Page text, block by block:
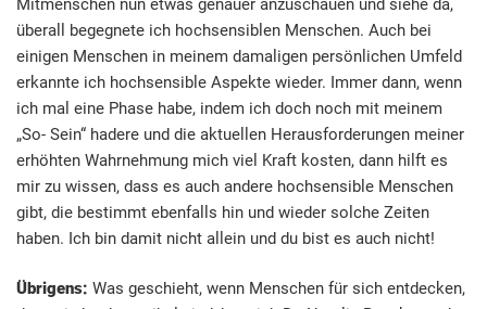
Mitmenschen nun etwas genauer anzuschauen und siehe da,
überall begegnete ich hochsensiblen Menschen. Auch bei
einigen Menschen in meinem damaligen persönlichen Umfeld
erkannte ich hochsensible Aspekte wieder. Immer dann, wenn
ich mal eine Phase habe, indem ich doch noch mit meinem
„So- Sein“ hadere und die aktuellen Herausforderungen meiner
erhöhten Wahrnehmung mich viel Kraft kosten, dann hilft es
mir zu wissen, dass es auch andere hochsensible Menschen
gibt, die bestimmt ebenfalls hin und wieder solche Zeiten
haben. Ich bin damit nicht allein und du bist es auch nicht!
Übrigens: Was geschieht, wenn Menschen für sich entdecken,